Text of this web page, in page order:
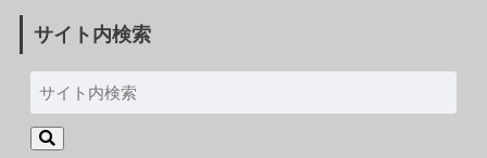
サイト内検索